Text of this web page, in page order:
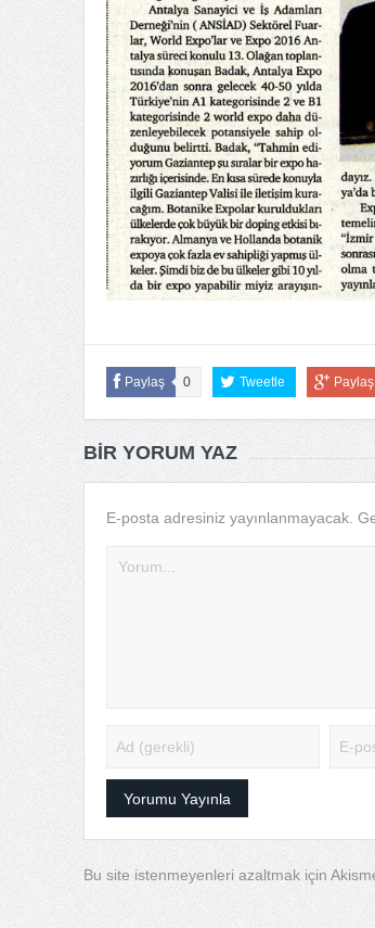
Paylaş 0 Tweetle Paylaş
BIR YORUM YAZ
E-posta adresiniz yayınlanmayacak.
Bu site istenmeyenleri azaltmak için